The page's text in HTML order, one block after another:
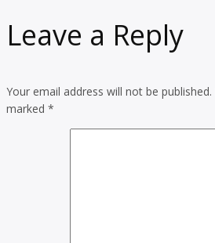
Leave a Reply
Your email address will not be published.
marked *